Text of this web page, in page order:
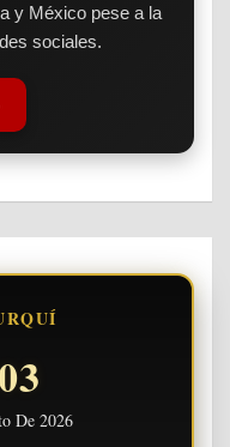
y México pese a la
sociales.
De 2026